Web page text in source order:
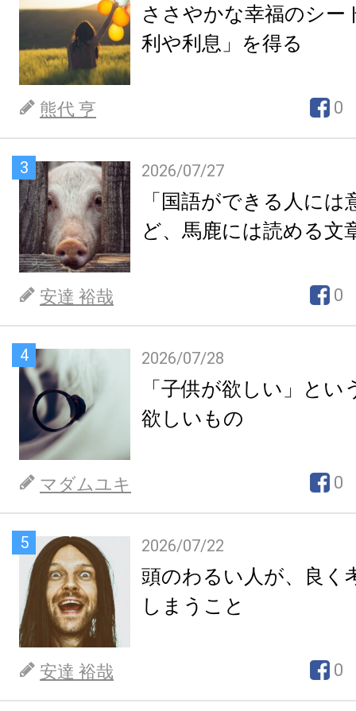
ささやかな幸福のシー
利や利息」を得る
熊代 亨 0
3 2026/07/27
「国語ができる人には
ど、馬鹿には読める文
安達 裕哉 0
4 2026/07/28
「子供が欲しい」とい
欲しいもの
マダムユキ 0
5 2026/07/22
頭のわるい人が、良く
しまうこと
安達 裕哉 0